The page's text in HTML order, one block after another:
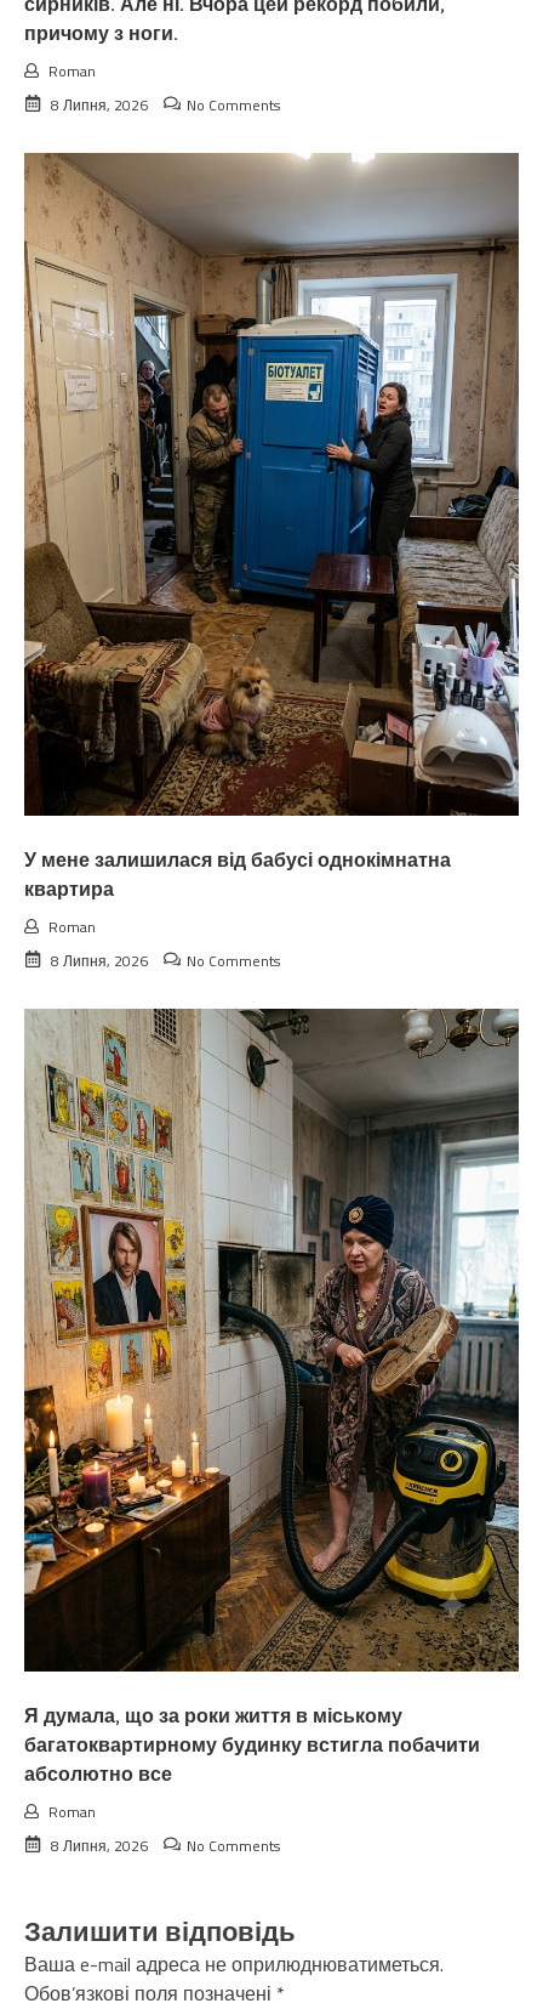
причому з ноги.
Roman
8 Липня, 2026
No Comments
У мене залишилася від бабусі однокімнатна
квартира
Roman
8 Липня, 2026
No Comments
Я думала, що за роки життя в міському
багатоквартирному будинку встигла побачити
абсолютно все
Roman
8 Липня, 2026
No Comments
Залишити відповідь
Ваша e-mail адреса не оприлюднюватиметься.
Обов’язкові поля позначені *